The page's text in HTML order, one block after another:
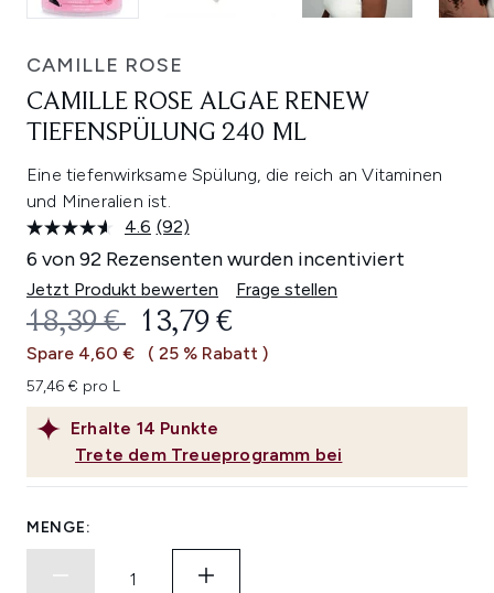
CAMILLE ROSE
CAMILLE ROSE ALGAE RENEW
TIEFENSPÜLUNG 240 ML
Eine tiefenwirksame Spülung, die reich an Vitaminen
und Mineralien ist.
4.6 92
Bewertungen
lesen.
Link
auf
derselben
Seite.
(92)
6 von 92 Rezensenten wurden incentiviert
Jetzt Produkt bewerten Frage stellen
Erhalte 14 Punkte
Trete dem Treueprogramm bei
UNVERBINDLICHE
18,39 € AKTUELLER PREIS:
13,79 €
Spare 4,60 € ( 25 % Rabatt )
57,46 € pro L
MENGE: